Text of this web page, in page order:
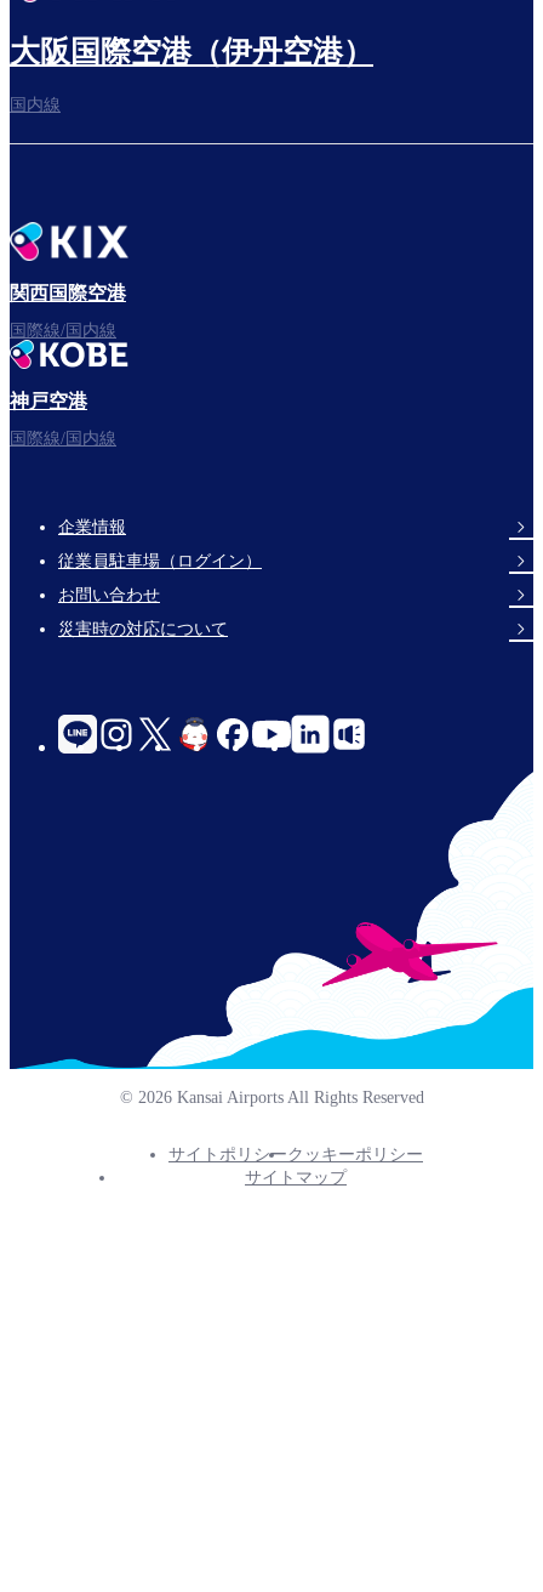
搭乗ゲートへ
フライトをお楽しみください。
大阪国際空港（伊丹空港）
国内線
関西国際空港
国際線/国内線
神戸空港
国際線/国内線
Footer
Links
企業情報
従業員駐車場（ログイン）
お問い合わせ
災害時の対応について
social-
links-
© 2026 Kansai Airports All Rights Reserved
サイトポリシークッキーポリシー
サイトマップ